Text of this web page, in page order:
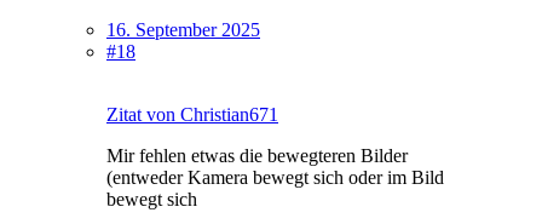
16. September 2025
#18
Zitat von Christian671
Mir fehlen etwas die bewegteren Bilder
(entweder Kamera bewegt sich oder im Bild
bewegt sich